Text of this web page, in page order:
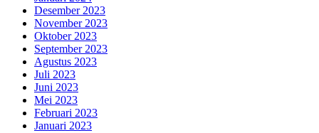
Desember 2023
November 2023
Oktober 2023
September 2023
Agustus 2023
Juli 2023
Juni 2023
Mei 2023
Februari 2023
Januari 2023